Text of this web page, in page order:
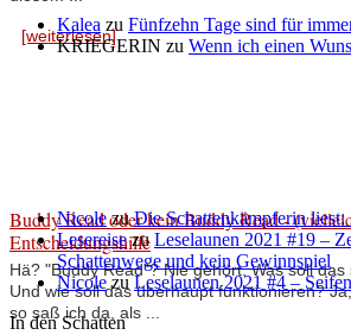
[weiterlesen]
Buddy Read oder kein Buddy Read -
Entscheidungshilfe
Hä? "Buddy Read"? Nie gehört. Was soll das
Und wie soll das überhaupt funktionieren?
so saß ich da, als ...
Kalea zu Fünfzehn Tage sind für
KRIEGERIN zu Wenn ich einen
NicolezuDie Schattenkämpferin
LesereisezuLeselaunen 2021 #19 –
Schattenwege und kein Gewinnspiel
NicolezuLeselaunen 2021 #4 –
In den Schatten